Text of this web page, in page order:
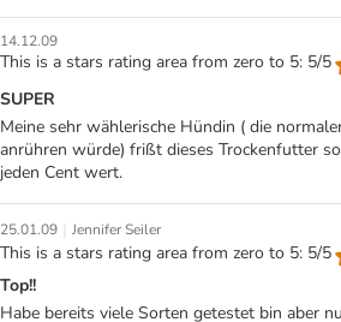
14.12.09
This is a stars rating area from zero to 5: 5/5
SUPER
Meine sehr wählerische Hündin ( die
anrühren würde) frißt dieses Trockenfutter
jeden Cent wert.
25.01.09 | Jennifer Seiler
This is a stars rating area from zero to 5: 5/5
Top!!
Habe bereits viele Sorten getestet bin aber